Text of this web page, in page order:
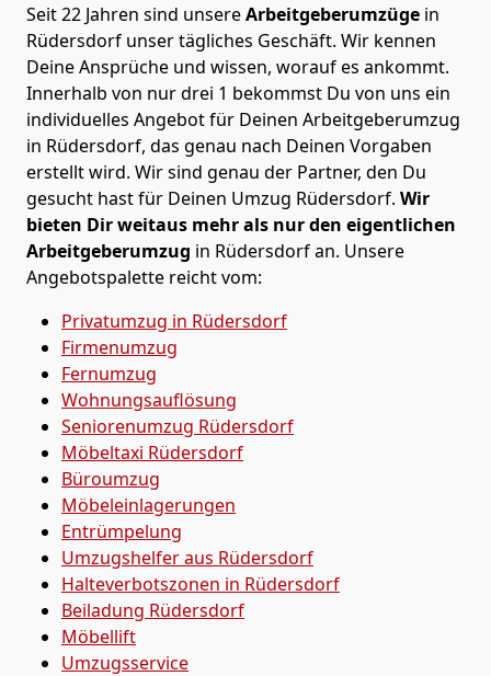
Seit 22 Jahren sind unsereArbeitgeberumzüge in
Rüdersdorf unser tägliches Geschäft. Wir kennen
Deine Ansprüche und wissen, worauf es ankommt.
Innerhalb von nur drei 1 bekommst Du von uns ein
individuelles Angebot für Deinen Arbeitgeberumzug
in Rüdersdorf, das genau nach Deinen Vorgaben
erstellt wird. Wir sind genau der Partner, den Du
gesucht hast für Deinen Umzug Rüdersdorf. Wir
bieten Dir weitaus mehr als nur den eigentlichen
Arbeitgeberumzug in Rüdersdorf an. Unsere
Angebotspalette reicht vom:
Privatumzug in Rüdersdorf
Firmenumzug
Fernumzug
Wohnungsauflösung
Seniorenumzug Rüdersdorf
Möbeltaxi Rüdersdorf
Büroumzug
Möbeleinlagerungen
Entrümpelung
Umzugshelfer aus Rüdersdorf
Halteverbotszonen in Rüdersdorf
Beiladung Rüdersdorf
Möbellift
Umzugsservice